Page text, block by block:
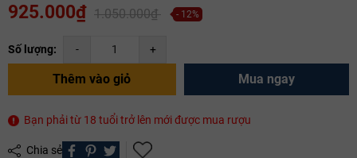
925.000₫ 1.050.000₫ - 12%
Số lượng: - +
Thêm vào giỏ Mua ngay
Bạn phải từ 18 tuổi trở lên mới được mua rượu
Chia sẻ